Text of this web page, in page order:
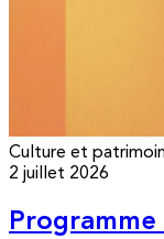
Culture et
2 juillet 2026
Programme